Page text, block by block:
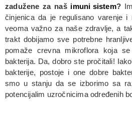
zadužene za naš imuni sistem?
činjenica da je regulisano varenje i
veoma važno za naše zdravlje, a
trakt dobijamo sve potrebne
pomaže crevna mikroflora koja
bakterija. Da, dobro ste pročitali!
bakterije, postoje i one dobre
smo u stanju da se izborimo sa
potencijalim uzročnicima određenih